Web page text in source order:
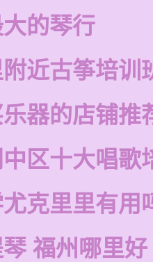
的琴行
近古筝培训
器的店铺推
中区十大唱歌
克里里有用
福州哪里好